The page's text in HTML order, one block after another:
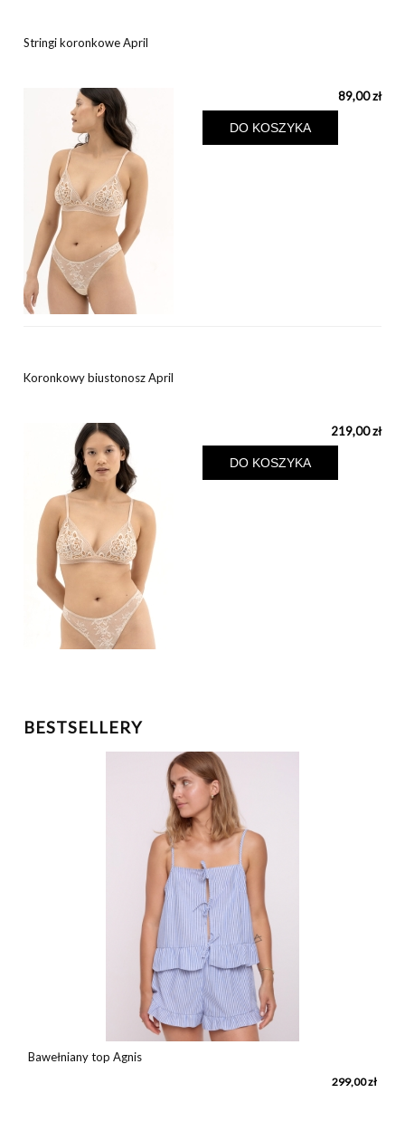
Stringi koronkowe April
89,00 zł
DO KOSZYKA
Koronkowy biustonosz April
219,00 zł
DO KOSZYKA
BESTSELLERY
Bawełniany top Agnis
299,00 zł